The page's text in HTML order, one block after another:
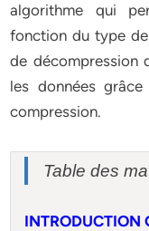
algorithme qui
fonction du type
de décompression
les données
compression.
Table des
INTRODUCTION